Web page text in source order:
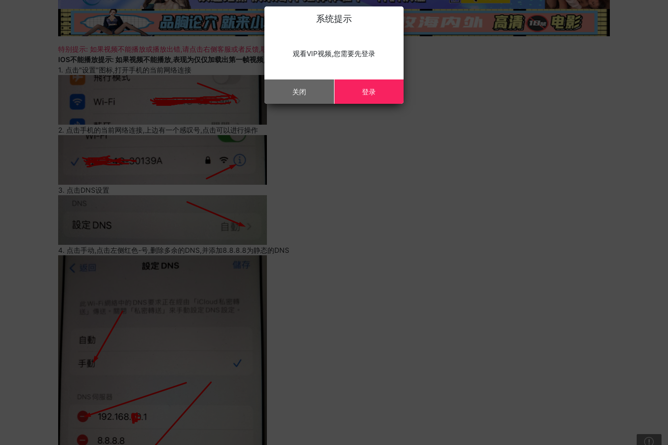
特别提示: 如果视频不能播放或播放出错,请点击右侧客服或者反馈,联系我们;
IOS不能播放提示: 如果视频不能播放,表现为仅仅加载出第一帧视频,且您的设备为苹果手机,请进行以下修改;
1. 点击"设置"图标,打开手机的当前网络连接
2. 点击手机的当前网络连接,上边有一个感叹号,点击可以进行操作
3. 点击DNS设置
4. 点击手动,点击左侧红色-号,删除多余的DNS,并添加8.8.8.8为静态的DNS
系统提示
观看VIP视频,您需要先登录
关闭 登录